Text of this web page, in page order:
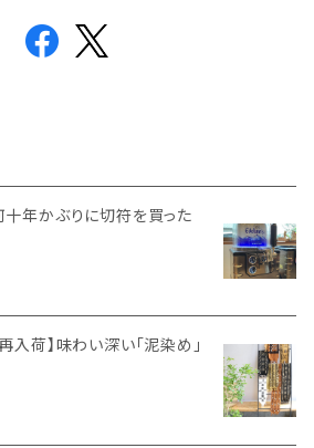
年かぶりに切符を買った
荷】味わい深い「泥染め」